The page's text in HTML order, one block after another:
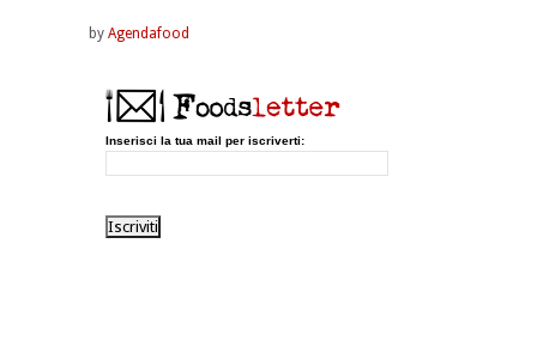
by Agendafood
Inserisci la tua mail per iscriverti: